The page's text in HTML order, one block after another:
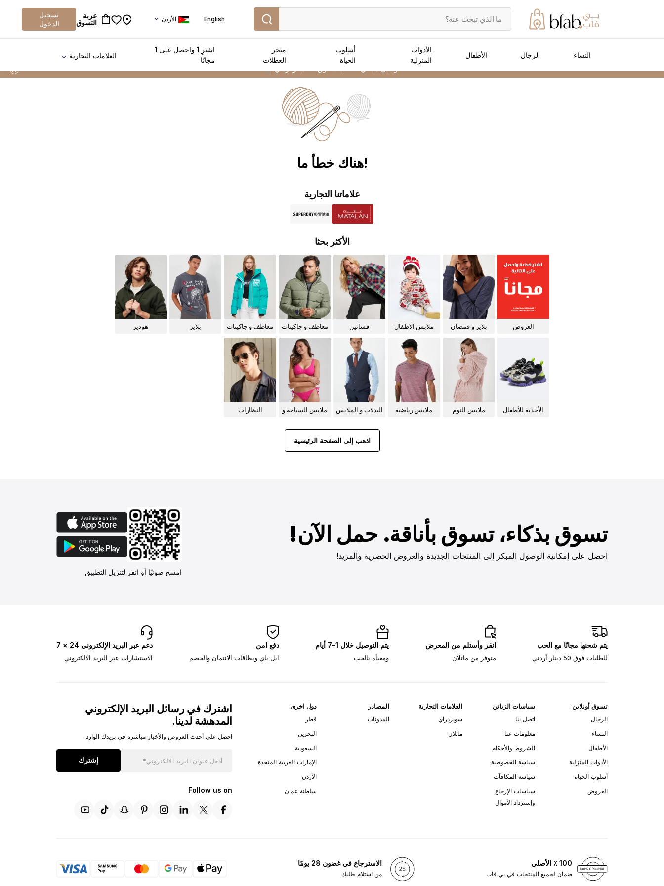
English الأردن
عربة
التسوق
تسجيل
الدخول
النساء الرجال الأطفال
الأدوات
المنزلية
أسلوب
الحياة
متجر
العطلات
اشترِ 1 واحصل على 1
مجانًا
العلامات التجارية
!هناك خطأ ما
علاماتنا التجارية
الأكثر بحثا
العروض
بلايز و قمصان
ملابس الاطفال فساتين
معاطف و جاكيتات
معاطف و جاكيتات
بلايز هوديز
الأحذية للأطفال
ملابس النوم
ملابس رياضية
البدلات و الملابس
ملابس السباحة و
النظارات
اذهب إلى الصفحة الرئيسية
تسوق بذكاء، تسوق بأناقة. حمل الآن!
احصل على إمكانية الوصول المبكر إلى المنتجات الجديدة والعروض الحصرية والمزيد!
امسح ضوئيًا أو انقر لتنزيل التطبيق
يتم شحنها مجانًا مع الحب
للطلبات فوق 50 دينار أردني
انقر وأستلم من المعرض
متوفر من ماتلان
يتم التوصيل خلال 1-7 أيام
ومعبأة بالحب
دفع امن
ابل باي وبطاقات الائتمان والخصم
دعم عبر البريد الإلكتروني 24 × 7
الاستشارات عبر البريد الالكتروني
تسوق أونلاين
الرجال
النساء
الأطفال
الأدوات المنزلية
أسلوب الحياة
العروض
سياسات الزبائن
اتصل بنا
معلومات عنا
الشروط والأحكام
سياسة الخصوصية
سياسة المكافآت
سياسات الإرجاع
وإسترداد الأموال
العلامات التجارية
سوبردراي
ماتلان
المصادر
المدونات
دول اخرى
قطر
البحرين
السعودية
الإمارات العربية المتحدة
الأردن
سلطنة عمان
اشترك في رسائل البريد الإلكتروني
المدهشة لدينا.
احصل على أحدث العروض والأخبار مباشرة في بريدك الوارد.
إشترك
Follow us on
100 ٪ الأصلي
ضمان لجميع المنتجات في بي فاب
الاسترجاع في غضون 28 يومًا
من استلام طلبك